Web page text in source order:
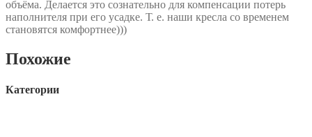
объёма. Делается это сознательно для компенсации потерь
наполнителя при его усадке. Т. е. наши кресла со временем
становятся комфортнее)))
Похожие
Категории